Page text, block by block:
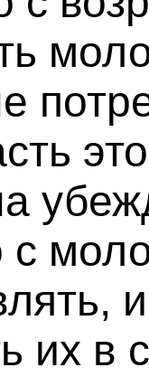
с
их в